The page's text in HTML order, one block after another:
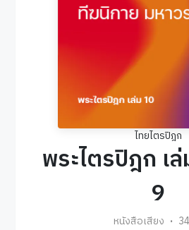
ไทยไตรปิฎก
พระไตรปิฎก เ
9
หนังสือเสียง